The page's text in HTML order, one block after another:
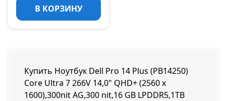
В КОРЗИНУ
Купить Ноутбук Dell Pro 14 Plus (PB14250)
Core Ultra 7 266V 14,0" QHD+ (2560 x
1600),300nit AG,300 nit,16 GB LPDDR5,1TB